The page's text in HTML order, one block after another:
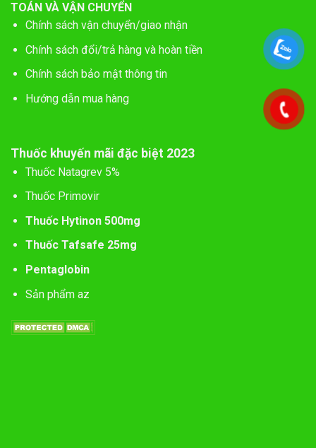
TOÁN VÀ VẬN CHUYỂN
Chính sách vận chuyển/giao nhận
Chính sách đổi/trả hàng và hoàn tiền
Chính sách bảo mật thông tin
Hướng dẫn mua hàng
Thuốc khuyến mãi đặc biệt 2023
Thuốc Natagrev 5%
Thuốc Primovir
Thuốc Hytinon 500mg
Thuốc Tafsafe 25mg
Pentaglobin
Sản phẩm az